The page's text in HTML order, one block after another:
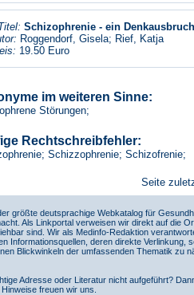
Schizophrenie - ein
Roggendorf, Gisela; Rief, Katja
19.50 Euro
im weiteren Sinne:
Störungen;
Rechtschreibfehler:
Schizzophrenie; Schizofrenie;
Seite
größte deutsprachige Webkatalog für
Als Linkportal verweisen wir direkt auf die
sind. Wir als Medinfo-Redaktion
Informationsquellen, deren direkte
Blickwinkeln der umfassenden Thematik
Adresse oder Literatur nicht aufgeführt?
freuen wir uns.